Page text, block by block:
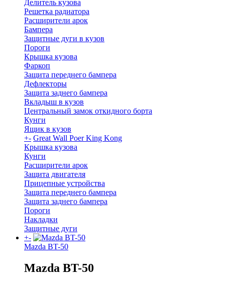
Делитель кузова
Решетка радиатора
Расширители арок
Бампера
Защитные дуги в кузов
Пороги
Крышка кузова
Фаркоп
Защита переднего бампера
Дефлекторы
Защита заднего бампера
Вкладыш в кузов
Центральный замок откидного борта
Кунги
Ящик в кузов
+- Great Wall Poer King Kong
Крышка кузова
Кунги
Расширители арок
Защита двигателя
Прицепные устройства
Защита переднего бампера
Защита заднего бампера
Пороги
Накладки
Защитные дуги
+-
Mazda BT-50
Mazda BT-50